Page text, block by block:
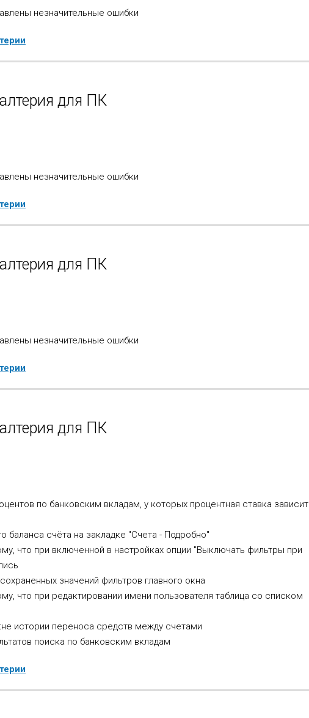
незначительные ошибки
для ПК
незначительные ошибки
для ПК
незначительные ошибки
для ПК
по банковским вкладам, у которых процентная ставка зависит
баланса счёта на закладке "Счета - Подробно"
что при включенной в настройках опции "Выключать фильтры при
значений фильтров главного окна
что при редактировании имени пользователя таблица со списком
истории переноса средств между счетами
поиска по банковским вкладам